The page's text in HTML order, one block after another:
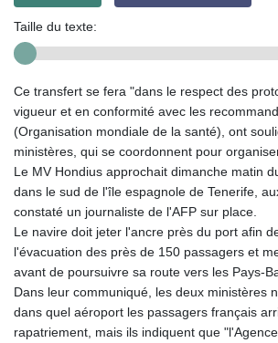
Taille du texte:
Ce transfert se fera "dans le respect des
vigueur et en conformité avec les
(Organisation mondiale de la santé), ont
ministères, qui se coordonnent pour
Le MV Hondius approchait dimanche matin
dans le sud de l'île espagnole de Tenerife,
constaté un journaliste de l'AFP sur place.
Le navire doit jeter l'ancre près du port afin
l'évacuation des près de 150 passagers et
avant de poursuivre sa route vers les Pays-
Dans leur communiqué, les deux ministères
dans quel aéroport les passagers français
rapatriement, mais ils indiquent que